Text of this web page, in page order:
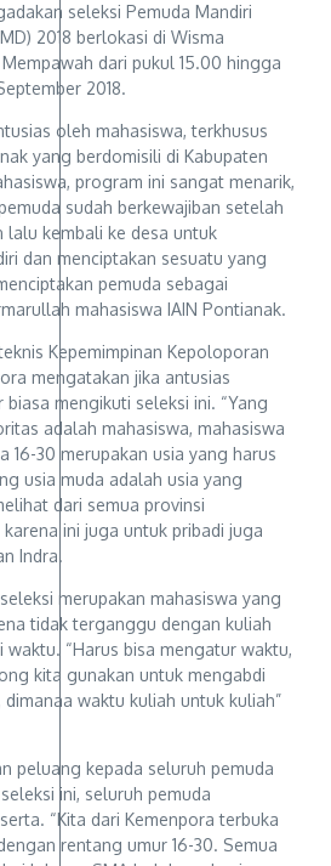
seleksi Pemuda Mandiri
2018 berlokasi di Wisma
dari pukul 15.00 hingga
2018.
oleh mahasiswa, terkhusus
yang berdomisili di Kabupaten
program ini sangat menarik,
sudah berkewajiban setelah
lalu kembali ke desa untuk
dan menciptakan sesuatu yang
pemuda sebagai
mahasiswa IAIN Pontianak.
Kepemimpinan Kepoloporan
mengatakan jika antusias
mengikuti seleksi ini. “Yang
adalah mahasiswa, mahasiswa
16-30 merupakan usia yang harus
usia muda adalah usia yang
dari semua provinsi
ini juga untuk pribadi juga
Indra.
merupakan mahasiswa yang
tidak terganggu dengan kuliah
waktu. “Harus bisa mengatur waktu,
kita gunakan untuk mengabdi
waktu kuliah untuk kuliah”
peluang kepada seluruh pemuda
ini, seluruh pemuda
“Kita dari Kemenpora terbuka
rentang umur 16-30. Semua